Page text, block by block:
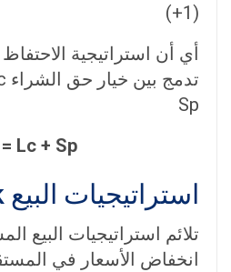
(1+)
Sp
Lc + Sp
استراتيجيات البيع Short Stock
تلائم استراتيجيات البيع
انخفاض الأسعار في